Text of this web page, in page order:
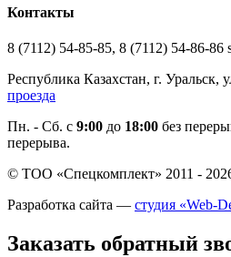
Контакты
8 (7112) 54-85-85, 8 (7112) 54-86-86
Республика Казахстан, г. Уральск,
проезда
Пн. - Cб. с 9:00 до 18:00 без
перерыва.
© ТОО «Спецкомплект» 2011 -
Разработка сайта — студия «Web-
Заказать обратный